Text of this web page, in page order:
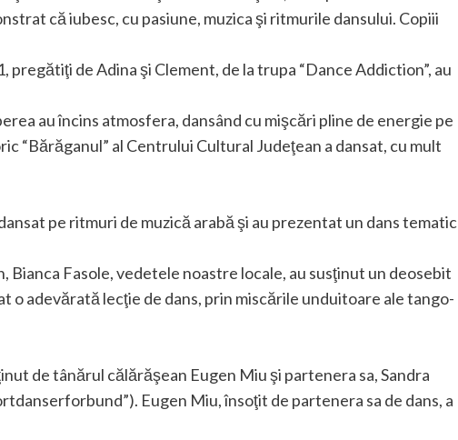
că iubesc, cu pasiune, muzica şi ritmurile dansului. Copiii
pregătiţi de Adina şi Clement, de la trupa “Dance Addiction”, au
au încins atmosfera, dansând cu mişcări pline de energie pe
“Bărăganul” al Centrului Cultural Judeţean a dansat, cu mult
pe ritmuri de muzică arabă şi au prezentat un dans tematic
Fasole, vedetele noastre locale, au susţinut un deosebit
o adevărată lecţie de dans, prin miscările unduitoare ale tango-
de tânărul călărăşean Eugen Miu şi partenera sa, Sandra
Eugen Miu, însoţit de partenera sa de dans, a